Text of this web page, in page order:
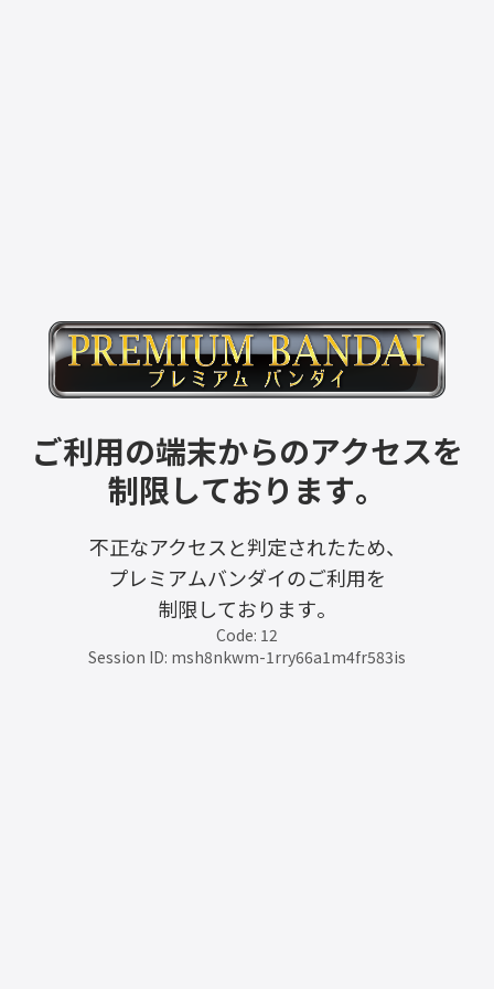
ご利用の端末からのアクセスを
制限しております。
不正なアクセスと判定されたため、
プレミアムバンダイのご利用を
制限しております。
Code: 12
Session ID: msh8nkwm-1rry66a1m4fr583is